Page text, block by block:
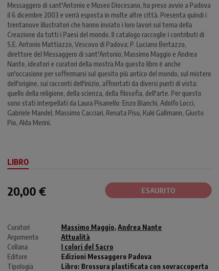
Messaggero di sant'Antonio e Museo Diocesano, ha preso avvio a Padova
il 6 dicembre 2003 e verrà esposta in molte altre città. Presenta quindi i
trentanove illustratori che hanno inviato i loro lavori sul tema della
Creazione da tutti i Paesi del mondo. Il catalogo raccoglie i contributi di
S.E. Antonio Mattiazzo, Vescovo di Padova; P. Luciano Bertazzo,
direttore del Messaggero di sant'Antonio; Massimo Maggio e Andrea
Nante, ideatori e curatori della mostra.Ma questo libro è anche
un'occasione per soffermarsi sul quesito più antico del mondo, sul mistero
dell'origine, sui racconti dell'inizio, affrontati da diversi punti di vista:
quello della religione, della scienza, della filosofia, dell'arte. Per questo
sono stati interpellati da Laura Pisanello: Enzo Bianchi, Adolfo Locci,
Gabriele Mandel, Massimo Cacciari, Renata Pisu, Kuki Gallmann, Giusto
Pio, Alda Merini.
LIBRO
20,00 € ESAURITO
Curatori Massimo Maggio, Andrea Nante
Argomento
Attualità
Collana
I colori del Sacro
Editore
Edizioni Messaggero Padova
Tipologia
Libro: Brossura plastificata con sovraccoperta